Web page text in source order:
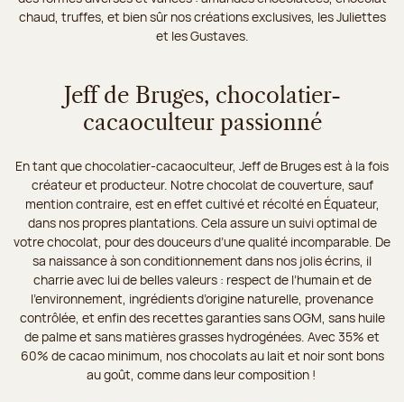
chaud, truffes, et bien sûr nos créations exclusives, les Juliettes
et les Gustaves.
Jeff de Bruges, chocolatier-
cacaoculteur passionné
En tant que chocolatier-cacaoculteur, Jeff de Bruges est à la fois
créateur et producteur. Notre chocolat de couverture, sauf
mention contraire, est en effet cultivé et récolté en Équateur,
dans nos propres plantations. Cela assure un suivi optimal de
votre chocolat, pour des douceurs d’une qualité incomparable. De
sa naissance à son conditionnement dans nos jolis écrins, il
charrie avec lui de belles valeurs : respect de l’humain et de
l’environnement, ingrédients d’origine naturelle, provenance
contrôlée, et enfin des recettes garanties sans OGM, sans huile
de palme et sans matières grasses hydrogénées. Avec 35% et
60% de cacao minimum, nos chocolats au lait et noir sont bons
au goût, comme dans leur composition !